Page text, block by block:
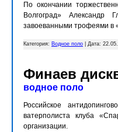
По окончании
Волгоград» Александр
завоеванными трофеями в
Категория: Водное поло | Дата:
Финаев
водное поло
Российское
ватерполиста клуба
организации.